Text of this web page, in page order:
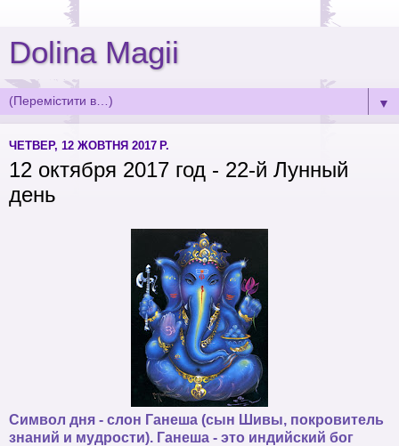
Dolina Magii
▼
ЧЕТВЕР, 12 ЖОВТНЯ 2017 Р.
12 октября 2017 год - 22-й Лунный
день
Символ дня - слон Ганеша (сын Шивы, покровитель
знаний и мудрости). Ганеша - это индийский бог